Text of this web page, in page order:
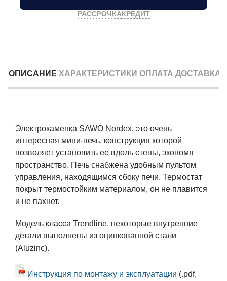
РАССРОЧКАКРЕДИТ
ОПИСАНИЕ ХАРАКТЕРИСТИКИ ОПЛАТА ДОСТАВКА
Электрокаменка SAWO Nordex, это очень
интересная мини-печь, конструкция которой
позволяет установить ее вдоль стены, экономя
пространство. Печь снабжена удобным пультом
управления, находящимся сбоку печи. Термостат
покрыт термостойким материалом, он не плавится
и не пахнет.
Модель класса Trendline, некоторые внутренние
детали выполнены из оцинкованной стали
(Aluzinc).
Инструкция по монтажу и эксплуатации (.pdf,